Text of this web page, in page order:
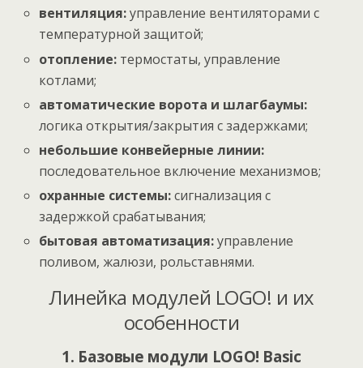
вентиляция:управление вентиляторами с
температурной защитой;
отопление: термостаты, управление
котлами;
автоматические ворота и шлагбаумы:
логика открытия/закрытия с задержками;
небольшие конвейерные линии:
последовательное включение механизмов;
охранные системы:сигнализация с
задержкой срабатывания;
бытовая автоматизация:управление
поливом, жалюзи, рольставнями.
Линейка модулей LOGO! и их
особенности
1. Базовые модули LOGO! Basic